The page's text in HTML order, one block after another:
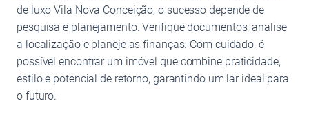
de luxo Vila Nova Conceição, o sucesso depende de
pesquisa e planejamento. Verifique documentos, analise
a localização e planeje as finanças. Com cuidado, é
possível encontrar um imóvel que combine praticidade,
estilo e potencial de retorno, garantindo um lar ideal para
o futuro.